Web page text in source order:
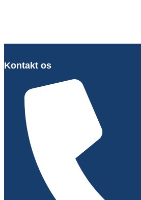
Kontakt os